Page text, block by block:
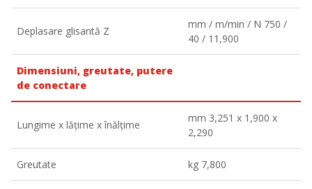
Deplasare glisantă Z
mm / m/min / N 750 /
40 / 11,900
Dimensiuni, greutate, putere
de conectare
Lungime x lățime x înălțime
mm 3,251 x 1,900 x
2,290
Greutate kg 7,800